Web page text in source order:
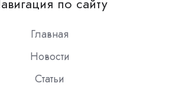
Slack
по сайту
Главная
Новости
Статьи